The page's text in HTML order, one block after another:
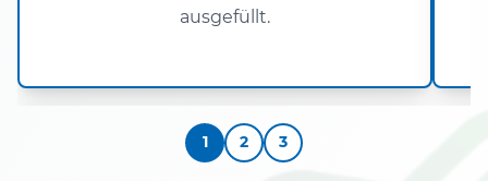
ausgefüllt.
1 2 3